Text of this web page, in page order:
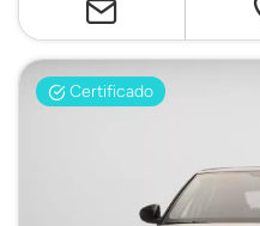
Certificado